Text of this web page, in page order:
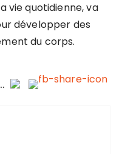
vie quotidienne, va
développer des
du corps.